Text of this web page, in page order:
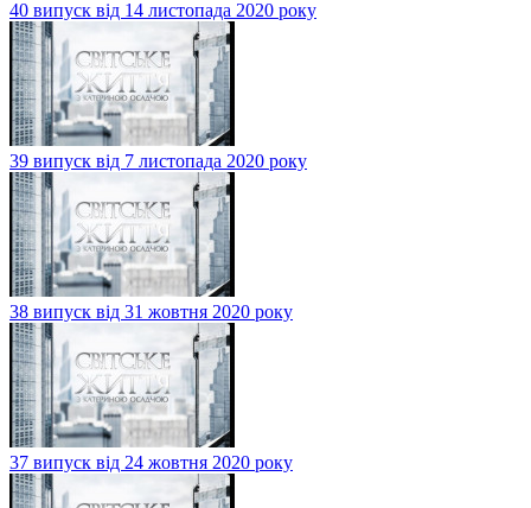
40 випуск від 14 листопада 2020 року
39 випуск від 7 листопада 2020 року
38 випуск від 31 жовтня 2020 року
37 випуск від 24 жовтня 2020 року